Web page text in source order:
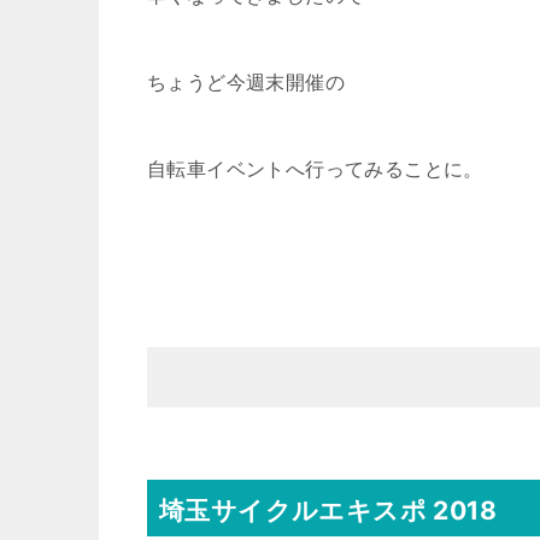
ちょうど今週末開催の
自転車イベントへ行ってみることに。
埼玉サイクルエキスポ 2018